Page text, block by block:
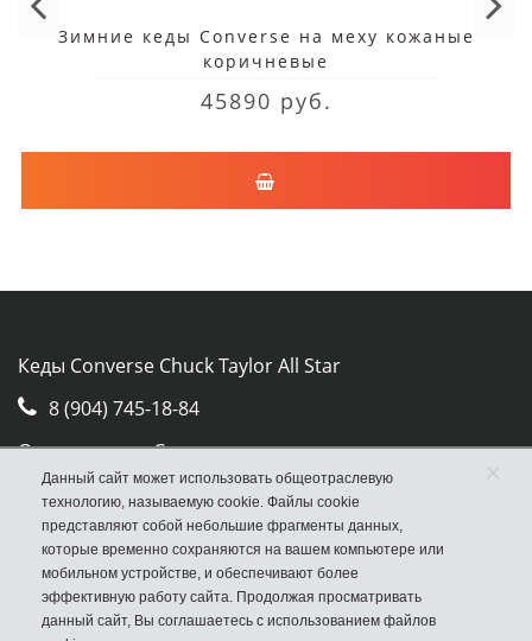
Зимние кеды Converse на меху кожаные
коричневые
45890 руб.
Кеды Converse Chuck Taylor All Star
8 (904) 745-18-84
Отдел продаж Converse
Москва, ул. Авиамоторная, д.50, стр. 2, оф. 30
Данный сайт может использовать общеотраслевую
технологию, называемую cookie. Файлы cookie
представляют собой небольшие фрагменты данных,
которые временно сохраняются на вашем компьютере или
мобильном устройстве, и обеспечивают более
эффективную работу сайта. Продолжая просматривать
данный сайт, Вы соглашаетесь с использованием файлов
×